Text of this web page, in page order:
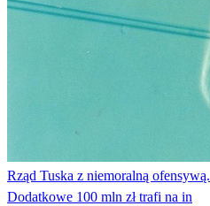
Rząd Tuska z niemoralną ofensywą.
Dodatkowe 100 mln zł trafi na in